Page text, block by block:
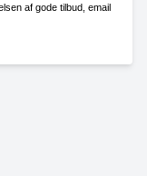
af gode tilbud, email